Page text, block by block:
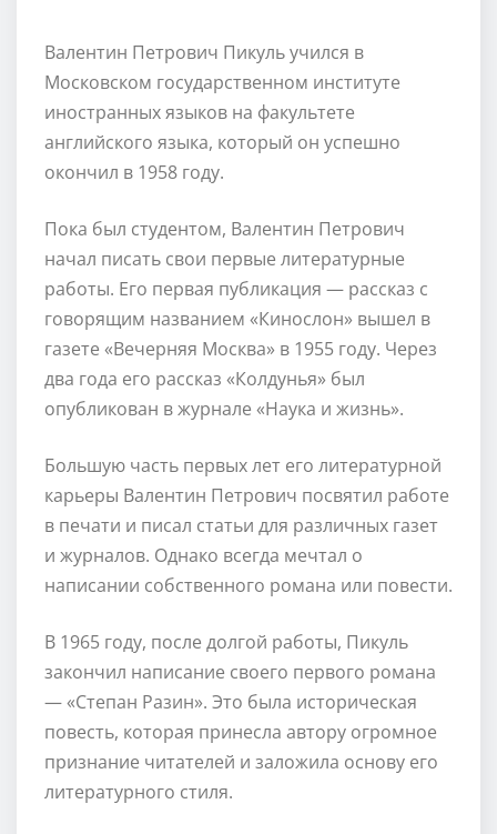
Валентин Петрович Пикуль учился в
Московском государственном институте
иностранных языков на факультете
английского языка, который он успешно
окончил в 1958 году.
Пока был студентом, Валентин Петрович
начал писать свои первые литературные
работы. Его первая публикация — рассказ с
говорящим названием «Кинослон» вышел в
газете «Вечерняя Москва» в 1955 году. Через
два года его рассказ «Колдунья» был
опубликован в журнале «Наука и жизнь».
Большую часть первых лет его литературной
карьеры Валентин Петрович посвятил работе
в печати и писал статьи для различных газет
и журналов. Однако всегда мечтал о
написании собственного романа или повести.
В 1965 году, после долгой работы, Пикуль
закончил написание своего первого романа
— «Степан Разин». Это была историческая
повесть, которая принесла автору огромное
признание читателей и заложила основу его
литературного стиля.